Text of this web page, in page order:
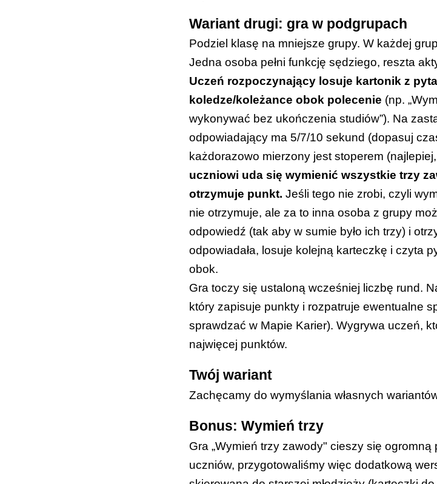
Wariant drugi: gra w podgrupach
Podziel klasę na mniejsze grupy. W każdej
Jedna osoba pełni funkcję sędziego, reszta
Uczeń rozpoczynający losuje kartonik z
koledze/koleżance obok polecenie (np.
wykonywać bez ukończenia studiów”). Na
odpowiadający ma 5/7/10 sekund (dopasuj
każdorazowo mierzony jest stoperem
uczniowi uda się wymienić wszystkie trzy
otrzymuje punkt. Jeśli tego nie zrobi, czyli
nie otrzymuje, ale za to inna osoba z grupy
odpowiedź (tak aby w sumie było ich trzy) i
odpowiadała, losuje kolejną karteczkę i czyta
obok.
Gra toczy się ustaloną wcześniej liczbę rund.
który zapisuje punkty i rozpatruje ewentualne
sprawdzać w Mapie Karier). Wygrywa uczeń,
najwięcej punktów.
Twój wariant
Zachęcamy do wymyślania własnych
Bonus: Wymień trzy
Gra „Wymień trzy zawody" cieszy się
uczniów, przygotowaliśmy więc dodatkową